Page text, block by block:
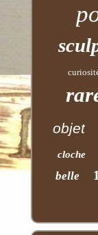
objet
cloche
belle